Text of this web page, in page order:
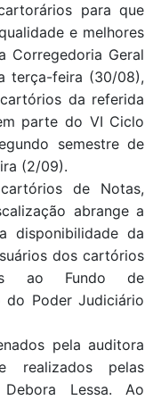
para que
e melhores
Corregedoria Geral
terça-feira (30/08),
da referida
parte do VI Ciclo
semestre de
(2/09).
de Notas,
abrange a
disponibilidade da
dos cartórios
ao Fundo de
do Poder Judiciário
pela auditora
realizados pelas
Lessa. Ao